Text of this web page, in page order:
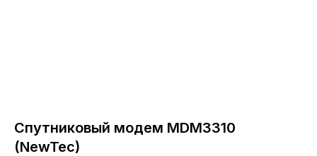
Спутниковый модем MDM3310
(NewTec)